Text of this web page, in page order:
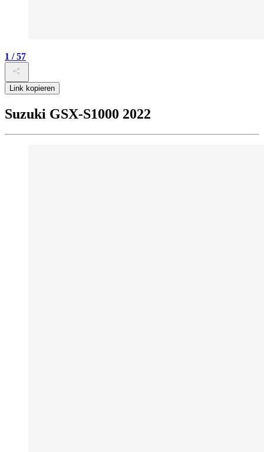
1 / 57
Link kopieren
Suzuki GSX-S1000 2022